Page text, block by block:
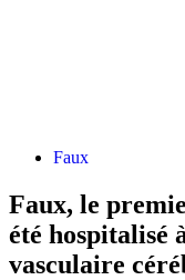
Faux
Faux, le
été hospitalisé
vasculaire